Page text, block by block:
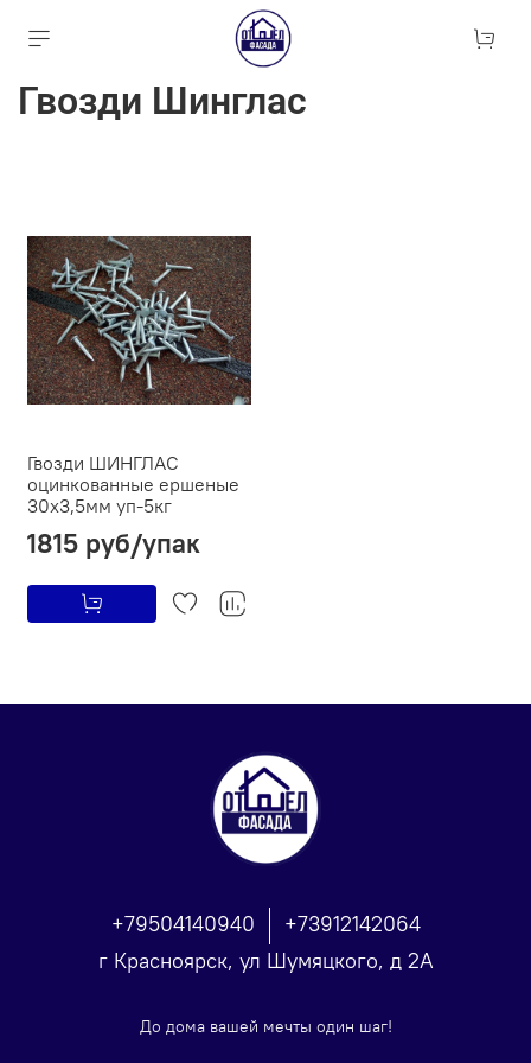
Гвозди Шинглас
Гвозди ШИНГЛАС
оцинкованные ершеные
30х3,5мм уп-5кг
1815 руб/упак
+79504140940
+73912142064
г Красноярск, ул Шумяцкого, д 2А
До дома вашей мечты один шаг!